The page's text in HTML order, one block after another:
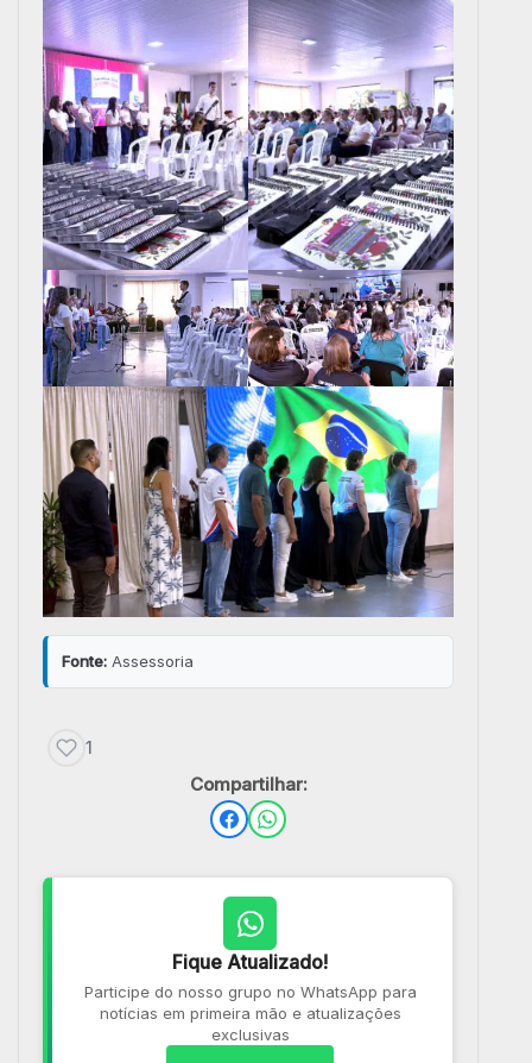
Fonte: Assessoria
1
Compartilhar:
Fique Atualizado!
Participe do nosso grupo no WhatsApp para
notícias em primeira mão e atualizações
exclusivas